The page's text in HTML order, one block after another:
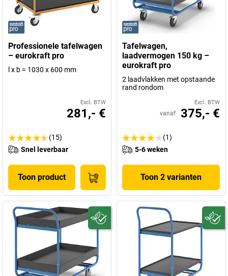
Professionele tafelwagen
– eurokraft pro
l x b = 1030 x 600 mm
Excl. BTW
281,- €
(15)
Snel leverbaar
Toon product
Tafelwagen,
laadvermogen 150 kg –
eurokraft pro
2 laadvlakken met opstaande
rand rondom
Excl. BTW
vanaf 375,- €
(1)
5-6 weken
Toon 2 varianten